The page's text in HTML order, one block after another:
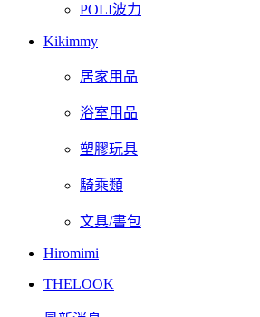
POLI波力
Kikimmy
居家用品
浴室用品
塑膠玩具
騎乘類
文具/書包
Hiromimi
THELOOK